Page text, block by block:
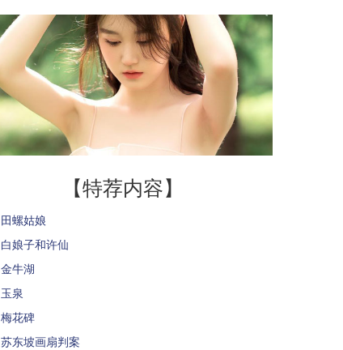
【特荐内容】
田螺姑娘
白娘子和许仙
金牛湖
玉泉
梅花碑
苏东坡画扇判案